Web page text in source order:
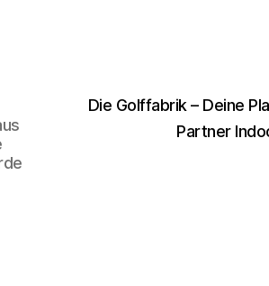
Die Golffabrik – Deine
Partner